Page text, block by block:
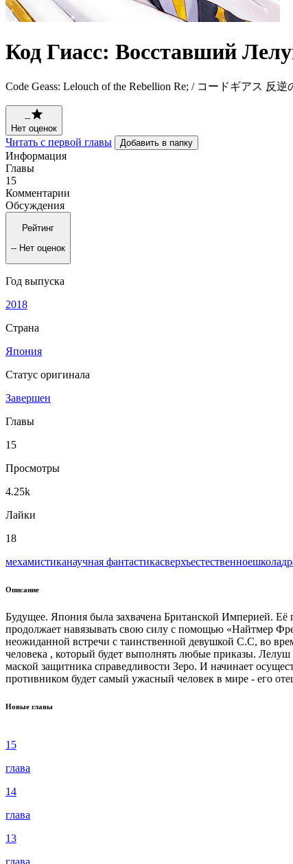
Код Гиасс: Восставший
Code Geass: Lelouch of the Rebellion Re; / コードギアス 反
--
Нет оценок
Читать с первой главы Добавить в папку
Информация
Главы
15
Комментарии
Обсуждения
Рейтинг
-- Нет оценок
Год выпуска
2018
Страна
Япония
Статус оригинала
Завершен
Главы
15
Просмотры
4.25k
Лайки
18
мехамистиканаучная фантастикасверхъестественноешкола
Описание
Будущее. Япония была захвачена Британской Империей.
продолжает навязывать свою силу с помощью «Найтмер
неожиданной встречи с таинственной девушкой С.С, во
человека , который будет выполнять любые приказы.
маской защитника справедливости Зеро. И начинает
противником будет самый ужасный человек в мире - его
Новые главы
15
глава
14
глава
13
глава